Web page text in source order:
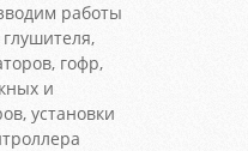
работы
гофр,
и
установки